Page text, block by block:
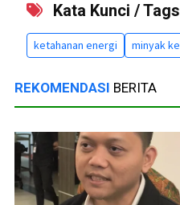
Kata Kunci / Tags
ketahanan energi minyak
REKOMENDASI BERITA